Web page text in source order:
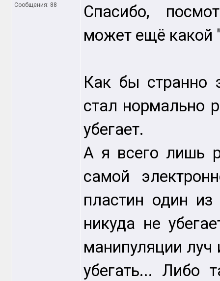
Сообщения: 88
Спасибо,
может ещё какой
Как бы странно
стал нормально
убегает.
А я всего лишь
самой
пластин один из
никуда не
манипуляции луч
убегать... Либо